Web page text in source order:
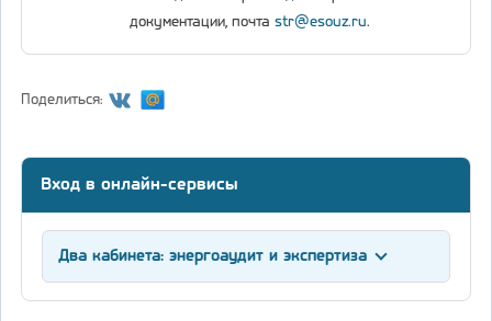
документации, почта str@esouz.ru.
Поделиться:
Вход в онлайн-сервисы
Два кабинета: энергоаудит и экспертиза